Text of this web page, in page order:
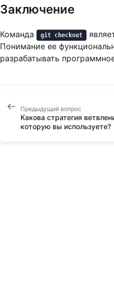
Заключение
Команда git checkout
Понимание ее
разрабатывать
Предыдущий вопрос
Какова стратегия
которую вы используете?